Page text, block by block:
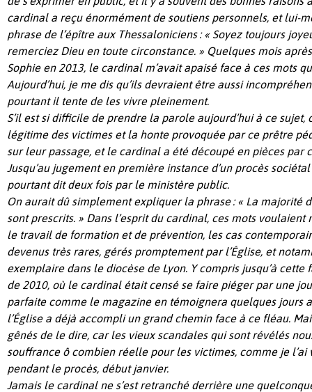
cardinal a reçu énormément de soutiens personnels, et lui-
phrase de l’épître aux Thessaloniciens : « Soyez toujours
remerciez Dieu en toute circonstance. » Quelques mois
Sophie en 2013, le cardinal m’avait apaisé face à ces mots
Aujourd’hui, je me dis qu’ils devraient être aussi
pourtant il tente de les vivre pleinement.
S’il est si difficile de prendre la parole aujourd’hui à ce sujet,
légitime des victimes et la honte provoquée par ce prêtre
sur leur passage, et le cardinal a été découpé en pièces par
Jusqu’au jugement en première instance d’un procès
pourtant dit deux fois par le ministère public.
On aurait dû simplement expliquer la phrase : « La majorité
sont prescrits. » Dans l’esprit du cardinal, ces mots
le travail de formation et de prévention, les cas
devenus très rares, gérés promptement par l’Église, et
exemplaire dans le diocèse de Lyon. Y compris jusqu’à cette
de 2010, où le cardinal était censé se faire piéger par une
parfaite comme le magazine en témoignera quelques jours
l’Église a déjà accompli un grand chemin face à ce fléau.
gênés de le dire, car les vieux scandales qui sont révélés
souffrance ô combien réelle pour les victimes, comme je
pendant le procès, début janvier.
Jamais le cardinal ne s’est retranché derrière une